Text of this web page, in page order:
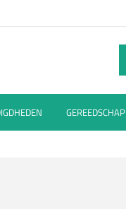
GEREEDSCHAP